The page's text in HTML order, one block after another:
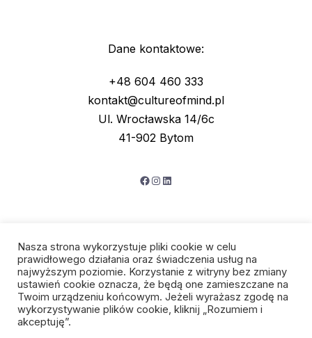
Dane kontaktowe:
+48 604 460 333
kontakt@cultureofmind.pl
Ul. Wrocławska 14/6c
41-902 Bytom
Facebook
Instagram
LinkedIn
Polityka prywatności
Nasza strona wykorzystuje pliki cookie w celu
prawidłowego działania oraz świadczenia usług na
najwyższym poziomie. Korzystanie z witryny bez zmiany
ustawień cookie oznacza, że będą one zamieszczane na
Twoim urządzeniu końcowym. Jeżeli wyrażasz zgodę na
wykorzystywanie plików cookie, kliknij „Rozumiem i
akceptuję”.